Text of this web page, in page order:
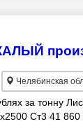
Челябинская
за тонну
Ст3 41